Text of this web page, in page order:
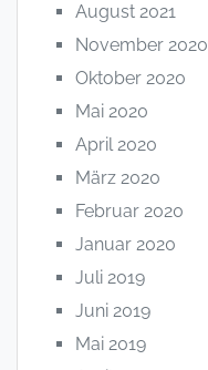
August 2021
November 2020
Oktober 2020
Mai 2020
April 2020
März 2020
Februar 2020
Januar 2020
Juli 2019
Juni 2019
Mai 2019